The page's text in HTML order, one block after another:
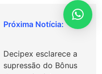
Decipex esclarece a
supressão do Bônus